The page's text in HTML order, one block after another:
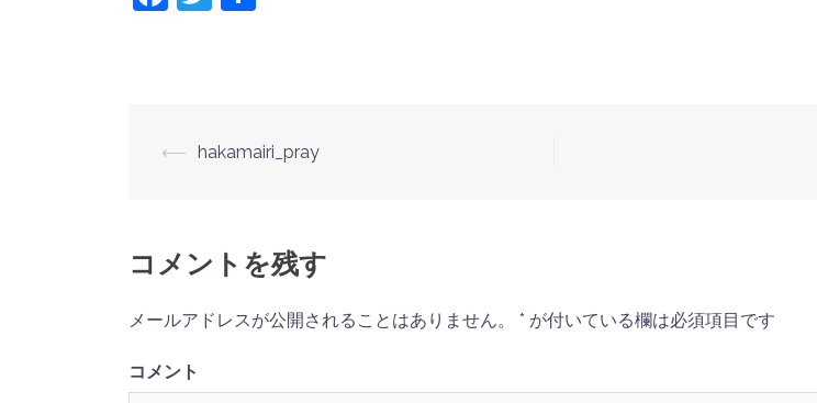
投
ナ
ビ
ゲ
⟵ hakamairi_pray
コメントを残す
メールアドレスが公開されることはありません。 * が付いている欄は必須項目です
コメント